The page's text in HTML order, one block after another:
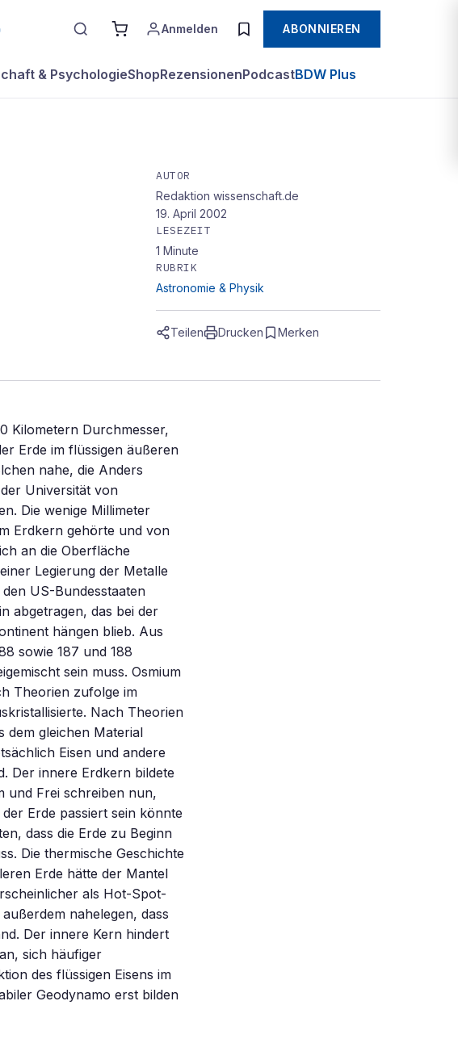
Anmelden ABONNIEREN
& PsychologieShopRezensionenPodcastBDW Plus
früher
AUTOR
Redaktion wissenschaft.de
19. April 2002
LESEZEIT
1 Minute
RUBRIK
Astronomie & Physik
Teilen Drucken Merken
Kilometern Durchmesser,
Erde im flüssigen äußeren
nahe, die Anders
Universität von
Die wenige Millimeter
Erdkern gehörte und von
an die Oberfläche
Legierung der Metalle
US-Bundesstaaten
abgetragen, das bei der
hängen blieb. Aus
sowie 187 und 188
sein muss. Osmium
Theorien zufolge im
Nach Theorien
dem gleichen Material
Eisen und andere
Der innere Erdkern bildete
und Frei schreiben nun,
Erde passiert sein könnte
dass die Erde zu Beginn
Die thermische Geschichte
Erde hätte der Mantel
als Hot-Spot-
nahelegen, dass
Der innere Kern hindert
sich häufiger
des flüssigen Eisens im
Geodynamo erst bilden